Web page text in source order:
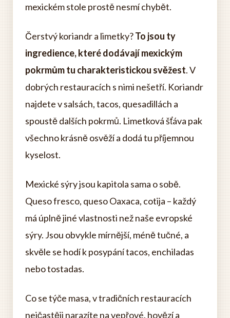
mexickém stole prostě nesmí chybět.
Čerstvý koriandr a limetky?To jsou ty
ingredience, které dodávají mexickým
pokrmům tu charakteristickou svěžest. V
dobrých restauracích s nimi nešetří. Koriandr
najdete v salsách, tacos, quesadillách a
spoustě dalších pokrmů. Limetková šťáva pak
všechno krásně osvěží a dodá tu příjemnou
kyselost.
Mexické sýry jsou kapitola sama o sobě.
Queso fresco, queso Oaxaca, cotija – každý
má úplně jiné vlastnosti než naše evropské
sýry. Jsou obvykle mírnější, méně tučné, a
skvěle se hodí k posypání tacos, enchiladas
nebo tostadas.
Co se týče masa, v tradičních restauracích
nejčastěji narazíte na vepřové, hovězí a